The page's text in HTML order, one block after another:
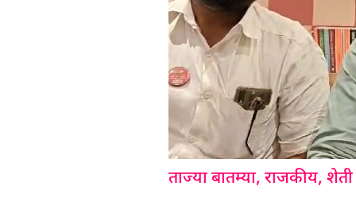
ताज्या बातम्या,राजकीय,शेती